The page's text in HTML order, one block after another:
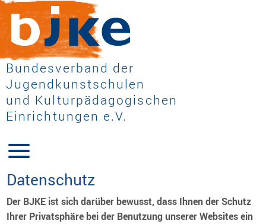
Bundesverband der
Jugendkunstschulen
und Kulturpädagogischen
Einrichtungen e.V.
Datenschutz
Der BJKE ist sich darüber bewusst, dass Ihnen der Schutz
Ihrer Privatsphäre bei der Benutzung unserer Websites ein